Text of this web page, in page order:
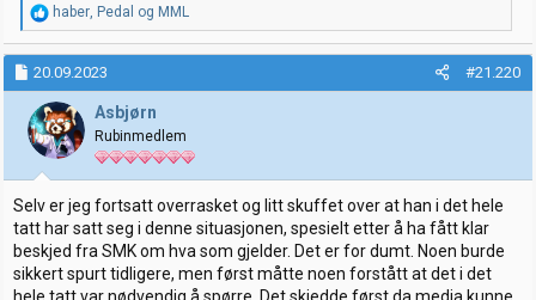
R
e
a
k
s
j
o
n
e
r
:
haber, Pedal og MML
20.09.2023 #21.220
Asbjørn
Rubinmedlem
Selv er jeg fortsatt overrasket og litt skuffet over at han i det hele
tatt har satt seg i denne situasjonen, spesielt etter å ha fått klar
beskjed fra SMK om hva som gjelder. Det er for dumt. Noen burde
sikkert spurt tidligere, men først måtte noen forstått at det i det